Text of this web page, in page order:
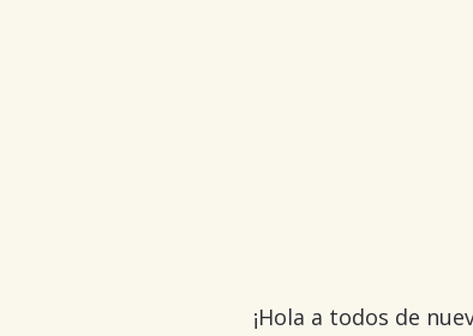
¡Hola a todos de